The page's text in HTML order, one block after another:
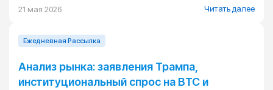
21 мая 2026 Читать далее
Ежедневная Pассылка
Анализ рынка: заявления Трампа,
институциональный спрос на BTC и